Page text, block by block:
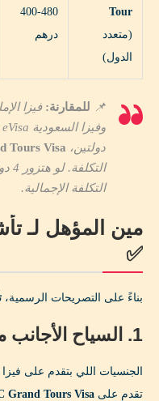
Tour
(متعدد
الدول)
400-480
درهم
📌 للمقارنة:
دولتين، Tours Visa
التكلفة الإجمالية.
مين المؤهل لـ
✅
بناءً على التصريحات الرسمية،
1. السياح الأجانب من الدول المؤهلة
الجنسيات اللي بتقدم على
تقدم على Grand Tours Visa